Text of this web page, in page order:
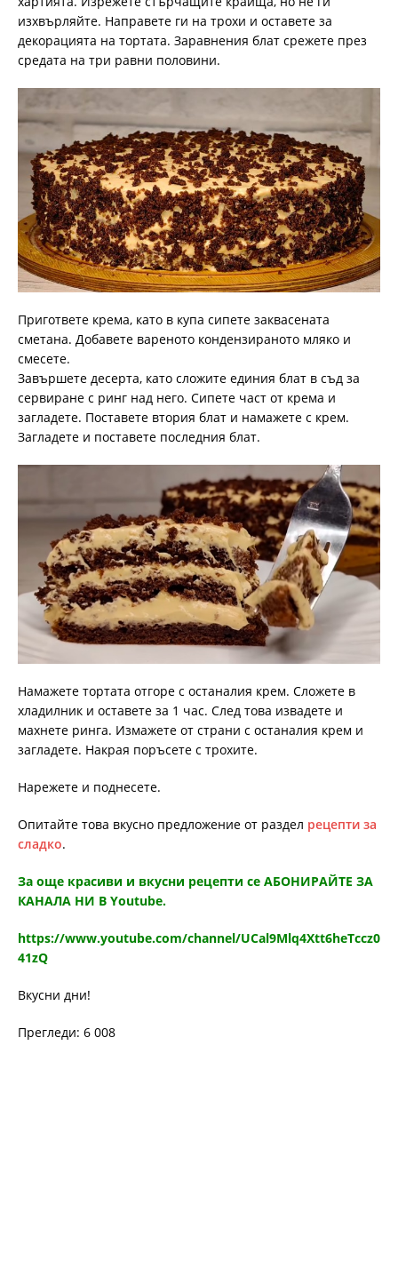
изхвърляйте. Направете ги на трохи и оставете за
декорацията на тортата. Заравнения блат срежете през
средата на три равни половини.
Пригответе крема, като в купа сипете заквасената
сметана. Добавете вареното кондензираното мляко и
смесете.
Завършете десерта, като сложите единия блат в съд за
сервиране с ринг над него. Сипете част от крема и
загладете. Поставете втория блат и намажете с крем.
Загладете и поставете последния блат.
Намажете тортата отгоре с останалия крем. Сложете в
хладилник и оставете за 1 час. След това извадете и
махнете ринга. Измажете от страни с останалия крем и
загладете. Накрая поръсете с трохите.
Нарежете и поднесете.
Опитайте това вкусно предложение от раздел рецепти за
сладко.
За още красиви и вкусни рецепти се АБОНИРАЙТЕ ЗА
КАНАЛА НИ В Youtube.
https://www.youtube.com/channel/UCal9Mlq4Xtt6heTccz0
41zQ
Вкусни дни!
Прегледи: 6 008